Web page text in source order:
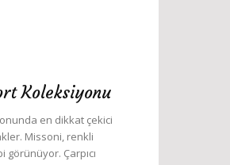
Koleksiyonu
en dikkat çekici
Missoni, renkli
görünüyor. Çarpıcı